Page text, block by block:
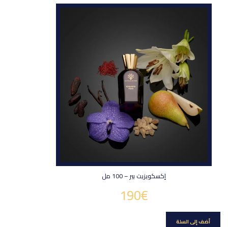
إكسكويزيت بير – 100 مل
190€
أضف إلى السلة